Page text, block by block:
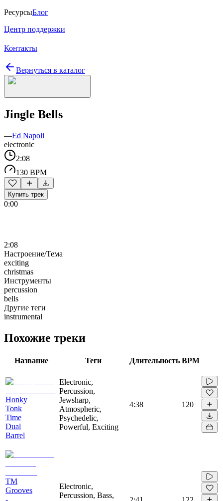
РесурсыБлог
Центр поддержки
Контакты
Вернуться в каталог
Jingle Bells
—Ed Napoli
electronic
2:08
130 BPM
Купить трек
0:00
2:08
Настроение/Тема
exciting
christmas
Инструменты
percussion
bells
Другие теги
instrumental
Похожие треки
Название Теги Длительность BPM
Honky
Tonk
Time
Dual
Barrel
Electronic,
Percussion,
Jewsharp,
Atmospheric,
Psychedelic,
Powerful, Exciting
4:38 120
TM
Grooves
-
Electronic,
Percussion, Bass,